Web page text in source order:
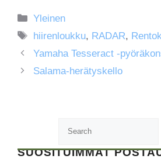
Kategoriat
Yleinen
Avainsanat
hiirenloukku, RADAR,
Yamaha Tesseract -
Salama-herätyskello
SUOSITUIMMAT